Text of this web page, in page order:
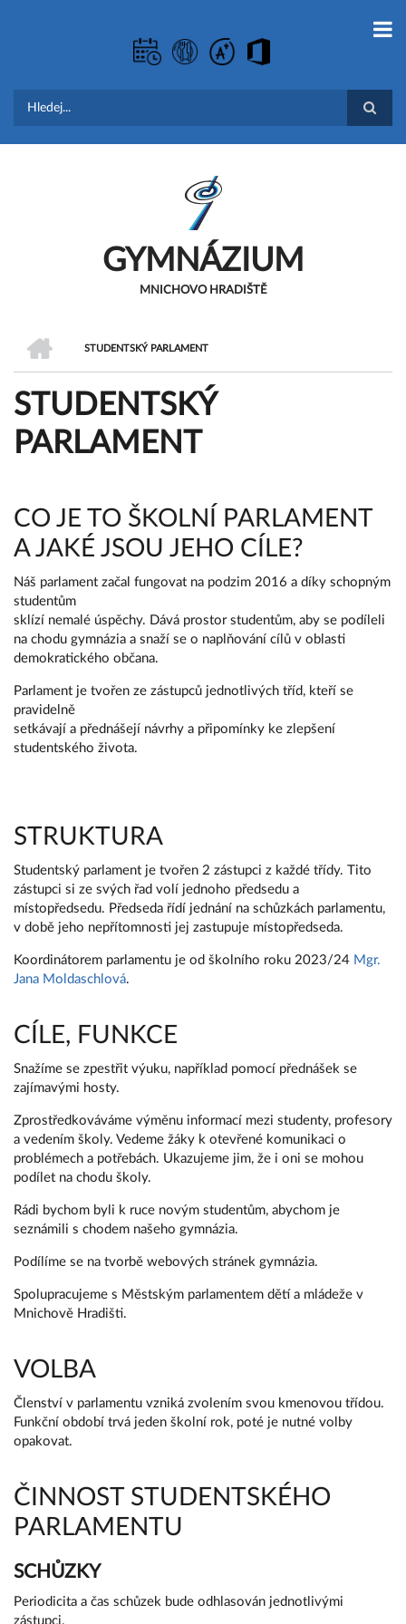
GYMNÁZIUM
MNICHOVO HRADIŠTĚ
DROBEČKOVÁ
NAVIGACE
STUDENTSKÝ PARLAMENT
STUDENTSKÝ
PARLAMENT
CO JE TO ŠKOLNÍ PARLAMENT
A JAKÉ JSOU JEHO CÍLE?
Náš parlament začal fungovat na podzim 2016 a díky schopným
studentům
sklízí nemalé úspěchy. Dává prostor studentům, aby se podíleli
na chodu gymnázia a snaží se o naplňování cílů v oblasti
demokratického občana.
Parlament je tvořen ze zástupců jednotlivých tříd, kteří se
pravidelně
setkávají a přednášejí návrhy a připomínky ke zlepšení
studentského života.
STRUKTURA
Studentský parlament je tvořen 2 zástupci z každé třídy. Tito
zástupci si ze svých řad volí jednoho předsedu a
místopředsedu. Předseda řídí jednání na schůzkách parlamentu,
v době jeho nepřítomnosti jej zastupuje místopředseda.
Koordinátorem parlamentu je od školního roku 2023/24 Mgr.
Jana Moldaschlová.
CÍLE, FUNKCE
Snažíme se zpestřit výuku, například pomocí přednášek se
zajímavými hosty.
Zprostředkováváme výměnu informací mezi studenty, profesory
a vedením školy. Vedeme žáky k otevřené komunikaci o
problémech a potřebách. Ukazujeme jim, že i oni se mohou
podílet na chodu školy.
Rádi bychom byli k ruce novým studentům, abychom je
seznámili s chodem našeho gymnázia.
Podílíme se na tvorbě webových stránek gymnázia.
Spolupracujeme s Městským parlamentem dětí a mládeže v
Mnichově Hradišti.
VOLBA
Členství v parlamentu vzniká zvolením svou kmenovou třídou.
Funkční období trvá jeden školní rok, poté je nutné volby
opakovat.
ČINNOST STUDENTSKÉHO
PARLAMENTU
SCHŮZKY
Periodicita a čas schůzek bude odhlasován jednotlivými
zástupci.